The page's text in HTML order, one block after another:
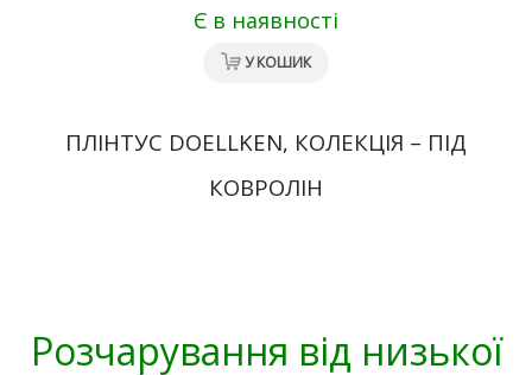
Є в наявності
У КОШИК
ПЛІНТУС DOELLKEN, КОЛЕКЦІЯ – ПІД
КОВРОЛІН
Розчарування від низької